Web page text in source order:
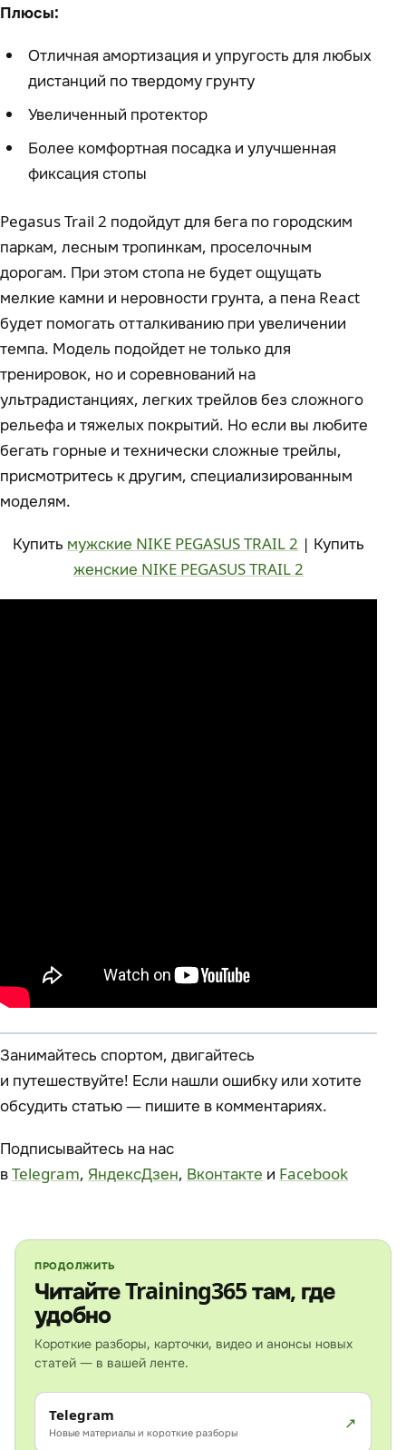
Плюсы:
Отличная амортизация и упругость для любых
дистанций по твердому грунту
Увеличенный протектор
Более комфортная посадка и улучшенная
фиксация стопы
Pegasus Trail 2 подойдут для бега по городским
паркам, лесным тропинкам, проселочным
дорогам. При этом стопа не будет ощущать
мелкие камни и неровности грунта, а пена React
будет помогать отталкиванию при увеличении
темпа. Модель подойдет не только для
тренировок, но и соревнований на
ультрадистанциях, легких трейлов без сложного
рельефа и тяжелых покрытий. Но если вы любите
бегать горные и технически сложные трейлы,
присмотритесь к другим, специализированным
моделям.
Купить мужские NIKE PEGASUS TRAIL 2 | Купить
женские NIKE PEGASUS TRAIL 2
Занимайтесь спортом, двигайтесь
и путешествуйте! Если нашли ошибку или хотите
обсудить статью — пишите в комментариях.
Подписывайтесь на нас
вTelegram, ЯндексДзен, Вконтакте и Facebook
ПРОДОЛЖИТЬ
Читайте Training365 там, где
удобно
Короткие разборы, карточки, видео и анонсы новых
статей — в вашей ленте.
Telegram
Новые материалы и короткие разборы